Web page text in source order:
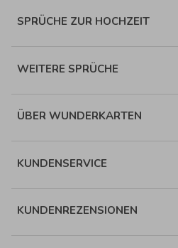
SPRÜCHE ZUR HOCHZEIT
WEITERE SPRÜCHE
ÜBER WUNDERKARTEN
KUNDENSERVICE
KUNDENREZENSIONEN